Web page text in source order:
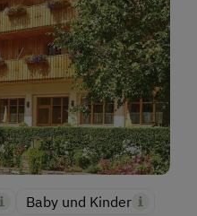
Baby und Kinder